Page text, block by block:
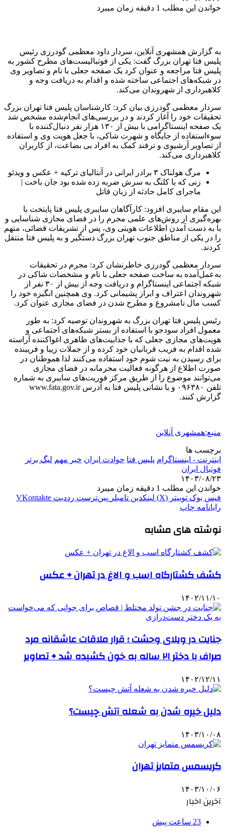
خواندن این مطلب 1 دقیقه زمان میبرد
به گزارش همشهری آنلاین، سردار داود معظمی گودرزی رئیس
پلیس فتا تهران بزرگ گفت: یکی از فوتبالیست‌های مطرح کشور به
پلیس فتا مراجعه و عنوان کرد یک صفحه جعلی با نام و تصاویر وی
در شبکه‌های اجتماعی ساخته شده و اقدام به دریافت وجه و
کلاهبرداری از شهروندان می‌کند.
سردار معظمی گودرزی بیان کرد: کارشناسان پلیس فتا تهران بزرگ
تحقیقات خود را آغاز کردند و در بررسی‌های انجام‌شده مشخص شد
یک صفحه اینستاگرامی با بیش از ۱۳۰ هزار نفر دنبال‌کننده با
سوءاستفاده از جایگاه و شهرت شاکی، با جعل هویت وی و استفاده
از تصاویر آرشیوی و ترفند کمک به افراد بی بضاعت، از کاربران
کلاهبرداری می‌کند.
مرگ هولناک ۳ برادر ایرانی در آنتالیای ترکیه + عکس و ویدئو
زنی که با کلنگ به سرش ضربه زده شده بود جان باخت |
ماجرای کامل حادثه از زبان قاتل
این مقام سایبری افزود: کارآگاهان سایبری پلیس فتا پایتخت با
بهره‌گیری از روش‌های علمی مجرم را در فضای مجازی شناسایی و
با به دست آمدن اطلاعات هویتی وی، پس از تشریفات قضائی، متهم
را در یکی از مناطق جنوب تهران بزرگ دستگیر و به پلیس فتا منتقل
کردند.
سردار معظمی گودرزی خاطرنشان کرد: مجرم در تحقیقات
به‌عمل‌آمده به ساخت صفحه جعلی با نام و مشخصات شاکی در
شبکه اجتماعی اینستاگرام و دریافت وجه از بیش از ۳۰ نفر از
شهروندان اعتراف و ابراز پشیمانی کرد. وی همچنین انگیزه خود را
کسب مال نامشروع و مطرح شدن در فضای مجازی عنوان کرد.
رئیس پلیس فتا تهران بزرگ به شهروندان توصیه کرد: به طور
معمول افراد سودجو با استفاده از بستر شبکه‌های اجتماعی و
هویت‌های مجازی جعلی که با جذابیت‌های ظاهری اغواکننده آراسته
شده اقدام به فریب قربانیان خود کرده و از جملات زیبا و فریبنده
برای رسیدن به نیت شوم خود استفاده می‌کنند لذا هموطنان در
صورت اطلاع از هرگونه فعالیت مجرمانه در فضای مجازی
می‌توانند موضوع را از طریق مرکز فوریت‌های سایبری به شماره
تلفن ۰۹۶۳۸۰ و یا نشانی پلیس فتا به آدرس www.fata.gov.ir
گزارش کنند.
منبع:همشهری آنلاین
برچسب ها
اینترنت - اینستاگرام پلیس فتا حوادث ایران خبر مهم لیگ برتر
فوتبال ایران
۱۴۰۳/۰۸/۲۳
خواندن این مطلب 1 دقیقه زمان میبرد
فیس بوک توییتر (X) لینکدین ‫تامبلر ‫پین‌ترست ‫رددیت ‫VKontakte
رایانامه چاپ
نوشته های مشابه
کشف کشتارگاه اسب و الاغ در تهران + عکس
۱۴۰۲/۱۱/۱۰
جنایت در ویلای وحشت ؛ قرار ملاقات عاشقانه مرد
صراف با دختر ۲۱ ساله به خون کشیده شد + تصاویر
۱۴۰۲/۱۲/۱۱
دلیل خیره شدن به شعله آتش چیست؟
۱۴۰۳/۱۰/۰۸
کریسمس متمایز تهران
۱۴۰۳/۱۰/۰۶
آخرین اخبار
23 ساعت پیش